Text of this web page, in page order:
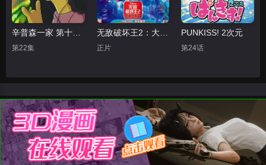
第22集
无敌破坏王2：大闹互联网
正片
PUNKISS! 2次元
第24话